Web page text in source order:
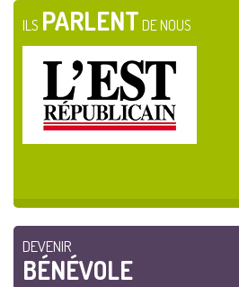
ILS PARLENT DE NOUS
DEVENIR
BÉNÉVOLE